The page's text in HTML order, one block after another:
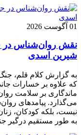
01 آگوست 2026
نقش روان‌شناس در
شیرین اسدی
به گزارش کلام قلم،
که علاوه بر خسارات
ماندگاری بر سلامت
می‌گذارد. پیامدهای
نیست، بلکه کودکان،
به طور مستقیم درگیر